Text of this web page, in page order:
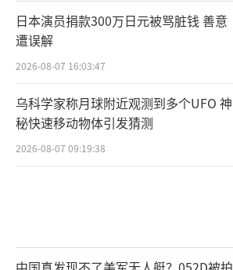
日本演员捐款300万日元被骂脏钱 善意
遭误解
2026-08-07 16:03:47
乌科学家称月球附近观测到多个UFO 神
秘快速移动物体引发猜测
2026-08-07 09:19:38